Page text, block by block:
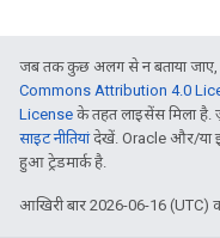
जब तक कुछ अलग से न बताया जाए,
Commons Attribution 4.0
License के तहत लाइसेंस मिला है.
साइट नीतियांदेखें. Oracle और/या
हुआ ट्रेडमार्क है.
आखिरी बार 2026-06-16 (UTC)